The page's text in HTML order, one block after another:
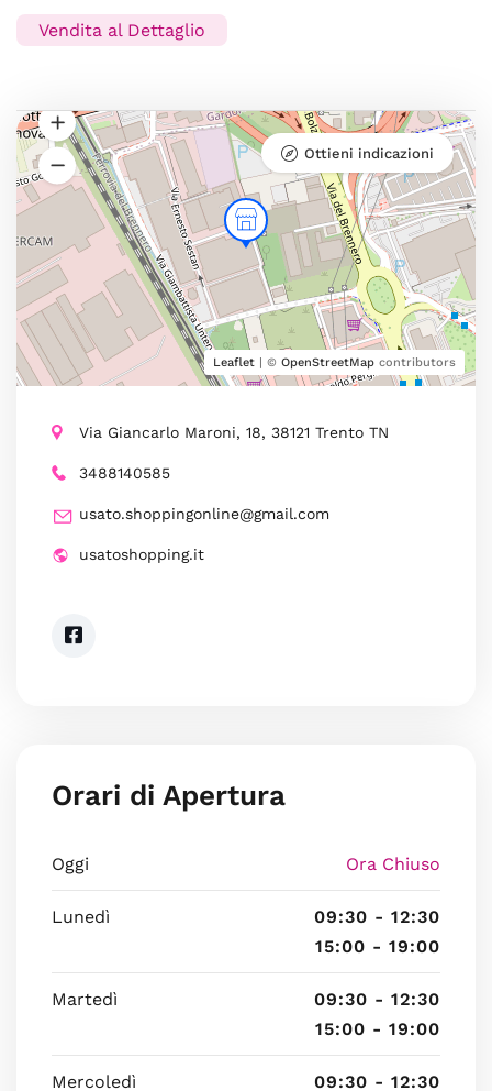
Vendita al Dettaglio
Leaflet | © OpenStreetMap contributors
Ottieni indicazioni
Via Giancarlo Maroni, 18, 38121 Trento TN
3488140585
usato.shoppingonline@gmail.com
usatoshopping.it
Orari di Apertura
Oggi Ora Chiuso
Lunedì
09:30 - 12:30
15:00 - 19:00
Martedì
09:30 - 12:30
15:00 - 19:00
Mercoledì
09:30 - 12:30